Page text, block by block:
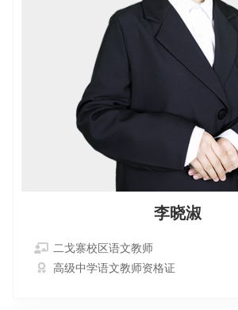
李晓淑
二戈寨校区语文教师
高级中学语文教师资格证